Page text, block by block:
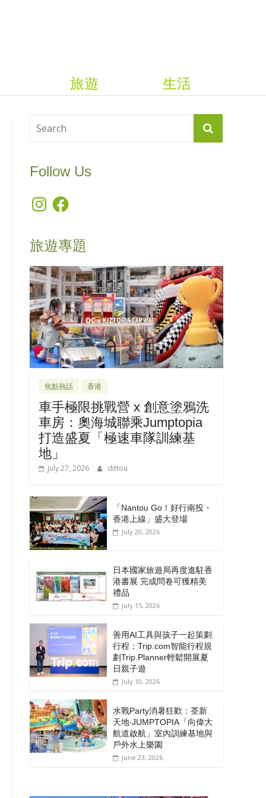
生活
旅遊
Follow Us
InstagramFacebook
旅遊專題
焦點熱話 香港
車手極限挑戰營 x 創意塗鴉洗
車房：奧海城聯乘Jumptopia
打造盛夏「極速車隊訓練基
地」
July 27, 2026 dittou
「Nantou Go！好行南投・
香港上線」盛大登場
July 20, 2026
日本國家旅遊局再度進駐香
港書展 完成問卷可獲精美
禮品
July 15, 2026
善用AI工具與孩子一起策劃
行程：Trip.com智能行程規
劃Trip.Planner輕鬆開展夏
日親子遊
July 10, 2026
水戰Party消暑狂歡：荃新
天地‧JUMPTOPIA「向偉大
航道啟航」室內訓練基地與
戶外水上樂園
June 23, 2026